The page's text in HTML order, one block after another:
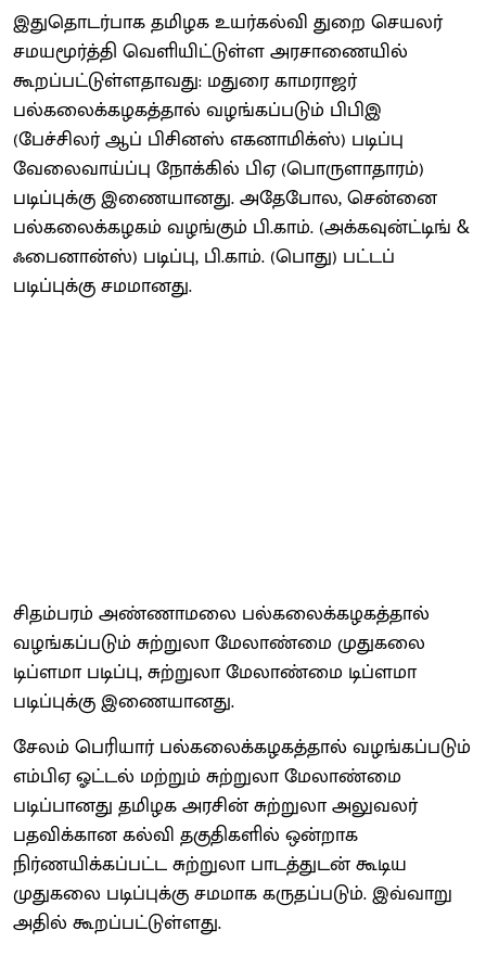
இதுதொடர்பாக தமிழக உயர்கல்வி துறை செயலர்
சமயமூர்த்தி வெளியிட்டுள்ள அரசாணையில்
கூறப்பட்டுள்ளதாவது: மதுரை காமராஜர்
பல்கலைக்கழகத்தால் வழங்கப்படும் பிபிஇ
(பேச்சிலர் ஆப் பிசினஸ் எகனாமிக்ஸ்) படிப்பு
வேலைவாய்ப்பு நோக்கில் பிஏ (பொருளாதாரம்)
படிப்புக்கு இணையானது. அதேபோல, சென்னை
பல்கலைக்கழகம் வழங்கும் பி.காம். (அக்கவுன்ட்டிங் &
ஃபைனான்ஸ்) படிப்பு, பி.காம். (பொது) பட்டப்
படிப்புக்கு சமமானது.
சிதம்பரம் அண்ணாமலை பல்கலைக்கழகத்தால்
வழங்கப்படும் சுற்றுலா மேலாண்மை முதுகலை
டிப்ளமா படிப்பு, சுற்றுலா மேலாண்மை டிப்ளமா
படிப்புக்கு இணையானது.
சேலம் பெரியார் பல்கலைக்கழகத்தால் வழங்கப்படும்
எம்பிஏ ஓட்டல் மற்றும் சுற்றுலா மேலாண்மை
படிப்பானது தமிழக அரசின் சுற்றுலா அலுவலர்
பதவிக்கான கல்வி தகுதிகளில் ஒன்றாக
நிர்ணயிக்கப்பட்ட சுற்றுலா பாடத்துடன் கூடிய
முதுகலை படிப்புக்கு சமமாக கருதப்படும். இவ்வாறு
அதில் கூறப்பட்டுள்ளது.